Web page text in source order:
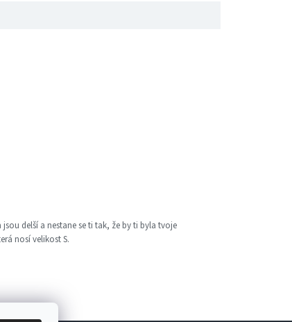
delší a nestane se ti tak, že by ti byla tvoje
nosí velikost S.